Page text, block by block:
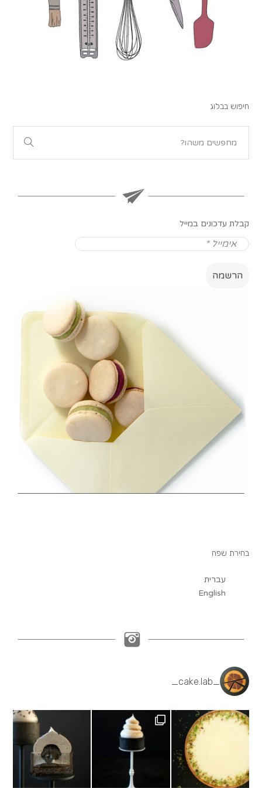
חיפוש בבלוג
קבלת עדכונים במייל
בחירת שפה
עברית
English
_cake.lab_
Lemon meringue
Black sesame cream, salted caramel, black